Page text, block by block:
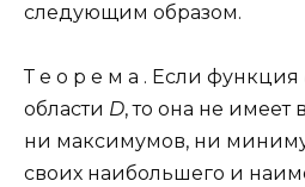
следующим образом.
Т е о р е м а . Если функция
области D, то она не имеет
ни максимумов, ни
своих наибольшего и